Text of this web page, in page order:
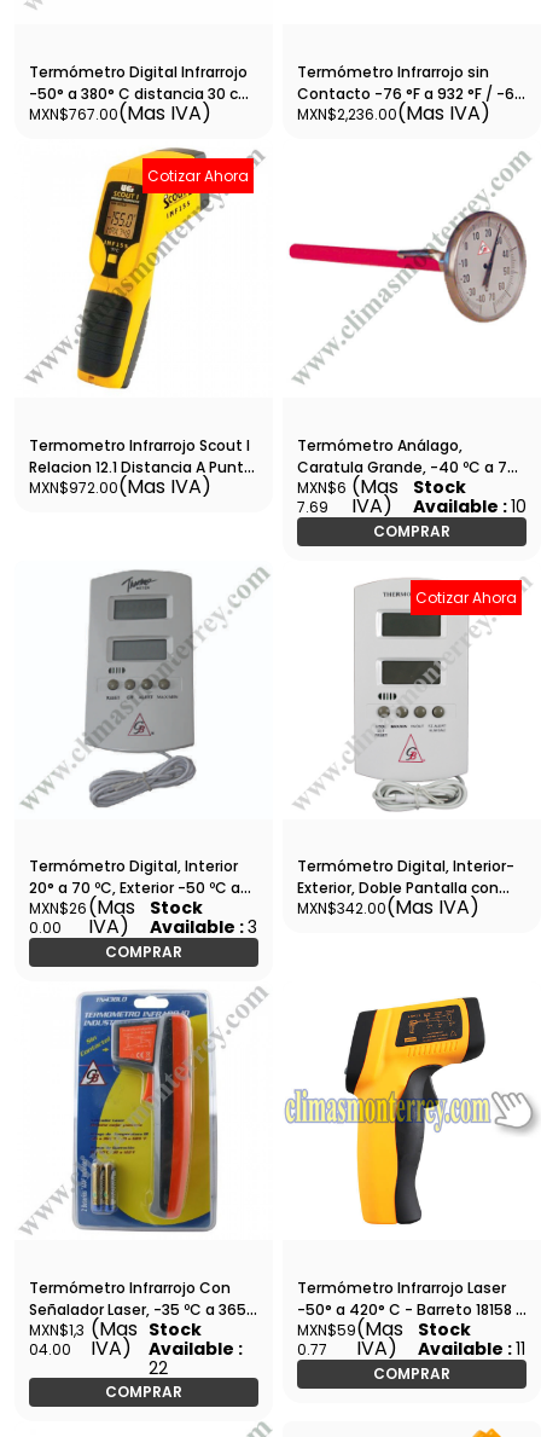
Termómetro Digital Infrarrojo
-50° a 380° C distancia 30 c
C/F - Mirage - MTI380C
MXN$767.00(Mas IVA)
Termómetro Infrarrojo sin
Contacto -76 °F a 932 °F / -60
°C a 500 °C - CPS - TMINI12
MXN$2,236.00(Mas IVA)
Cotizar Ahora
Termometro Infrarrojo Scout I
Relacion 12.1 Distancia A Punto
De Medicion -40 A 788 F Auto
MXN$972.00(Mas IVA)
Termómetro Análago,
Caratula Grande, -40 ºC a 70
ºC - Barreto - MT-1
MXN$6
7.69
(Mas
IVA)
Stock
Available :10
COMPRAR
Termómetro Digital, Interior
20° a 70 ºC, Exterior -50 ºC a
70 ºC Barreto - TM-975
MXN$26
0.00
(Mas
IVA)
Stock
Available :3
COMPRAR
Cotizar Ahora
Termómetro Digital, Interior-
Exterior, Doble Pantalla con
Higrometro Barreto - TM-977H
MXN$342.00(Mas IVA)
Termómetro Infrarrojo Con
Señalador Laser, -35 ºC a 365
ºC - Barreto - TN438L0
MXN$1,3
04.00
(Mas
IVA)
Stock
Available :
22
COMPRAR
Termómetro Infrarrojo Laser
-50° a 420° C - Barreto 18158 -
TN300YO
MXN$59
0.77
(Mas
IVA)
Stock
Available :11
COMPRAR